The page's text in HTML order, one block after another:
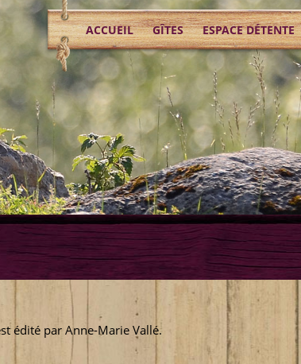
ACCUEIL GÎTES ESPACE DÉTENTE
édité par Anne-Marie Vallé.